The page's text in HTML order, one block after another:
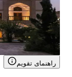
1 اتاق خواب4 نفر
۲٬۳۵۵٬۰۰۰تومان
View details for
مجنون
راهنمای تقویم